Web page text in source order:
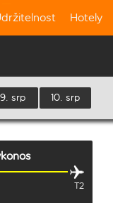
Hotely
9. srp 10. srp
T2